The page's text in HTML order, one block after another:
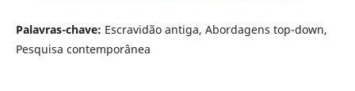
Palavras-chave: Escravidão antiga, Abordagens top-down,
Pesquisa contemporânea